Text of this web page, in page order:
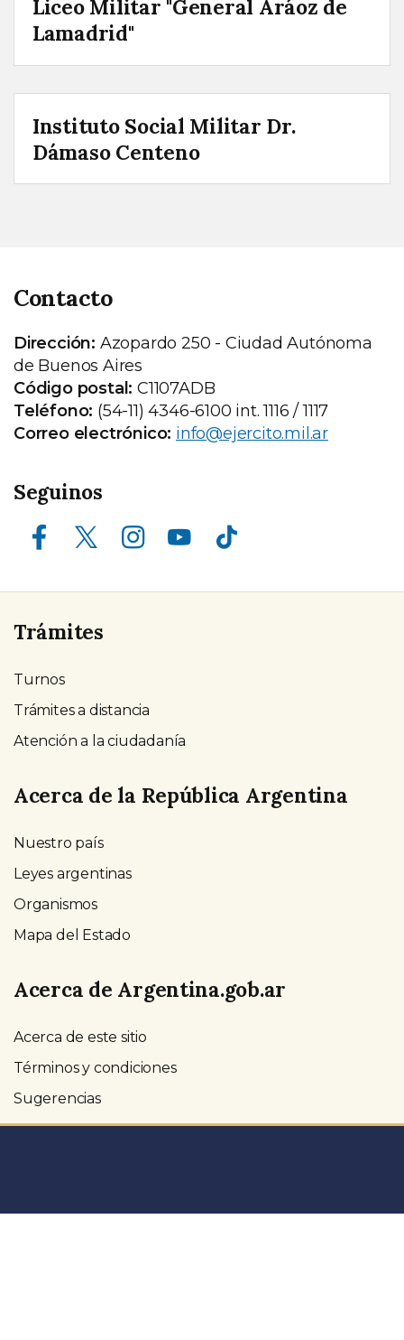
Liceo Militar "General Aráoz de
Lamadrid"
Instituto Social Militar Dr.
Dámaso Centeno
Contacto
Dirección: Azopardo 250 - Ciudad Autónoma
de Buenos Aires
Código postal: C1107ADB
Teléfono: (54-11) 4346-6100 int. 1116 / 1117
Correo electrónico: info@ejercito.mil.ar
Seguinos
Facebook X (ex Twitter) Instagram Youtube
Trámites
Turnos
Trámites a distancia
Atención a la ciudadanía
Acerca de la República Argentina
Nuestro país
Leyes argentinas
Organismos
Mapa del Estado
Acerca de Argentina.gob.ar
Acerca de este sitio
Términos y condiciones
Sugerencias